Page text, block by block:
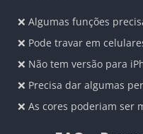
❌ Algumas funções
❌ Pode travar em
❌ Não tem versão para
❌ Precisa dar algumas
❌ As cores poderiam ser